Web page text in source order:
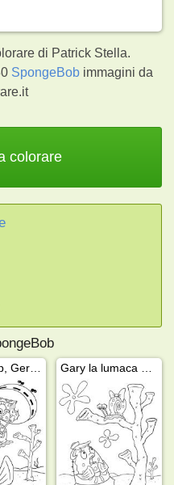
di Patrick Stella.
SpongeBob immagini da
colorare